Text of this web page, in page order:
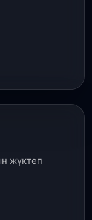
ауылының
нақыштағы
ұлттық
жүктеп